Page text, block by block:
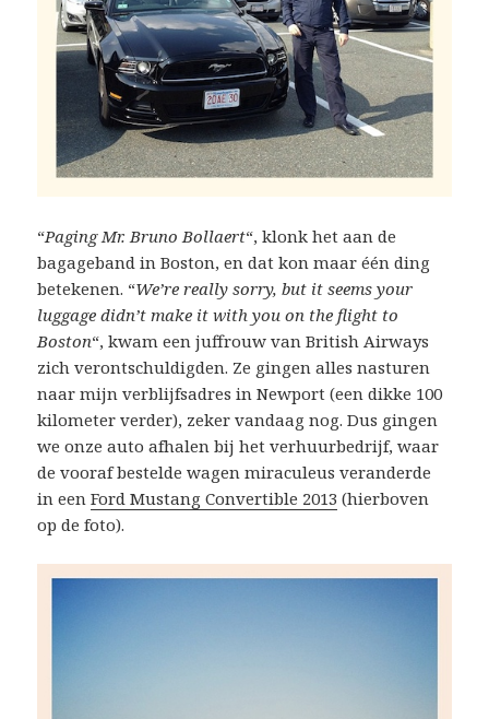
“Paging Mr. Bruno Bollaert“, klonk het aan de
bagageband in Boston, en dat kon maar één ding
betekenen. “We’re really sorry, but it seems your
luggage didn’t make it with you on the flight to
Boston“, kwam een juffrouw van British Airways
zich verontschuldigden. Ze gingen alles nasturen
naar mijn verblijfsadres in Newport (een dikke 100
kilometer verder), zeker vandaag nog. Dus gingen
we onze auto afhalen bij het verhuurbedrijf, waar
de vooraf bestelde wagen miraculeus veranderde
in eenFord Mustang Convertible 2013 (hierboven
op de foto).